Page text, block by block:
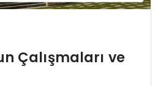
Çalışmaları ve